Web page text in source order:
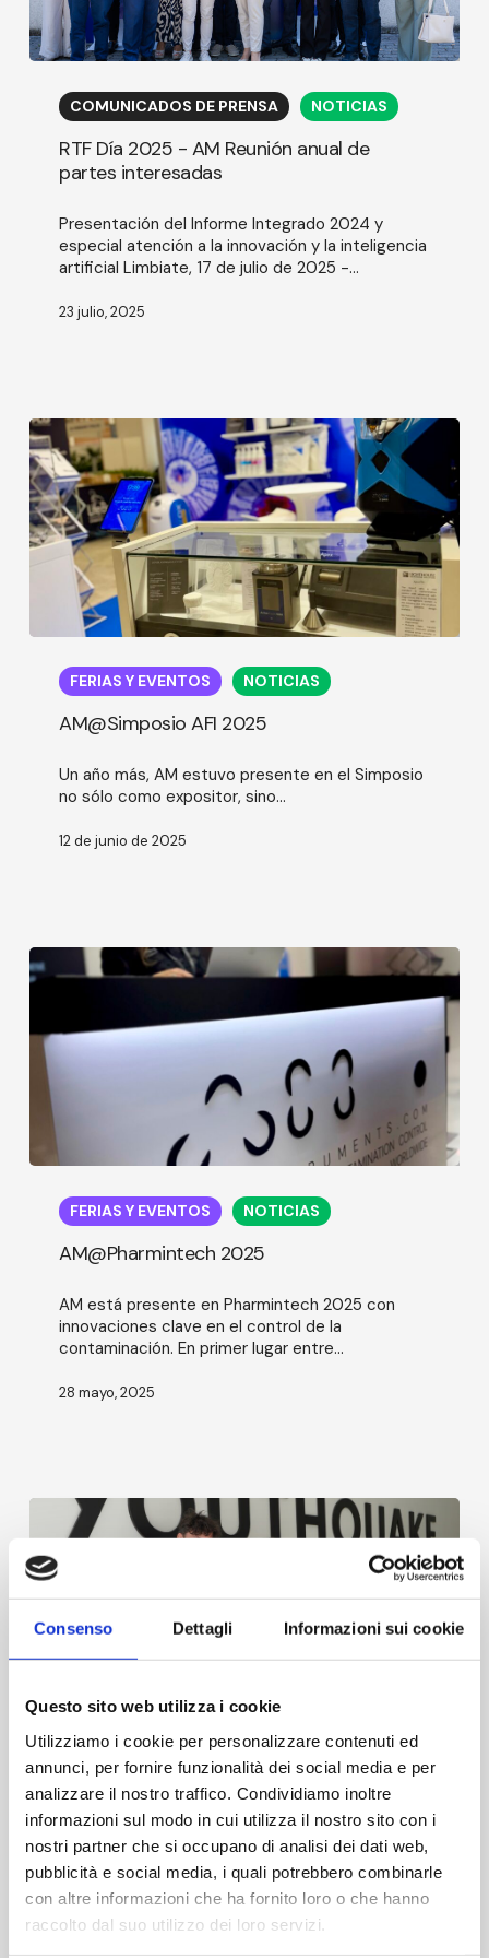
Consenso Dettagli Informazioni sui cookie
Questo sito web utilizza i cookie
Utilizziamo i cookie per personalizzare contenuti ed
annunci, per fornire funzionalità dei social media e per
analizzare il nostro traffico. Condividiamo inoltre
informazioni sul modo in cui utilizza il nostro sito con i
nostri partner che si occupano di analisi dei dati web,
pubblicità e social media, i quali potrebbero combinarle
con altre informazioni che ha fornito loro o che hanno
raccolto dal suo utilizzo dei loro servizi.
2025
Reunión
partes
interesadas
COMUNICADOS DE PRENSA NOTICIAS
RTF Día 2025 - AM Reunión anual de
partes interesadas
Presentación del Informe Integrado 2024 y
especial atención a la innovación y la inteligencia
artificial Limbiate, 17 de julio de 2025 -...
23 julio, 2025
2025FERIAS Y EVENTOS NOTICIAS
AM@Simposio AFI 2025
Un año más, AM estuvo presente en el Simposio
no sólo como expositor, sino...
12 de junio de 2025
2025
FERIAS Y EVENTOS NOTICIAS
AM@Pharmintech 2025
AM está presente en Pharmintech 2025 con
innovaciones clave en el control de la
contaminación. En primer lugar entre...
28 mayo, 2025
lanza
su
nueva
web:
primer
fruto
de
la
colaboración
COMUNICADOS DE PRENSA NOTICIAS
AM lanza su nueva web: primer fruto de la
colaboración con Youthquake y símbolo de
su evolución digital
Milán, Italia - AM Instruments, empresa de
referencia en el ámbito del control de la